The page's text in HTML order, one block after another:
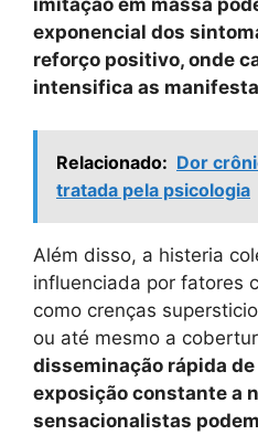
imitação em massa
exponencial dos
reforço positivo, onde
intensifica as
Relacionado: Dor
tratada pela psicologia
Além disso, a histeria
influenciada por fatores
como crenças
ou até mesmo a
disseminação rápida
exposição constante a
sensacionalistas